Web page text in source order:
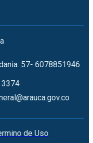
57- 6078851946
3374
de Uso